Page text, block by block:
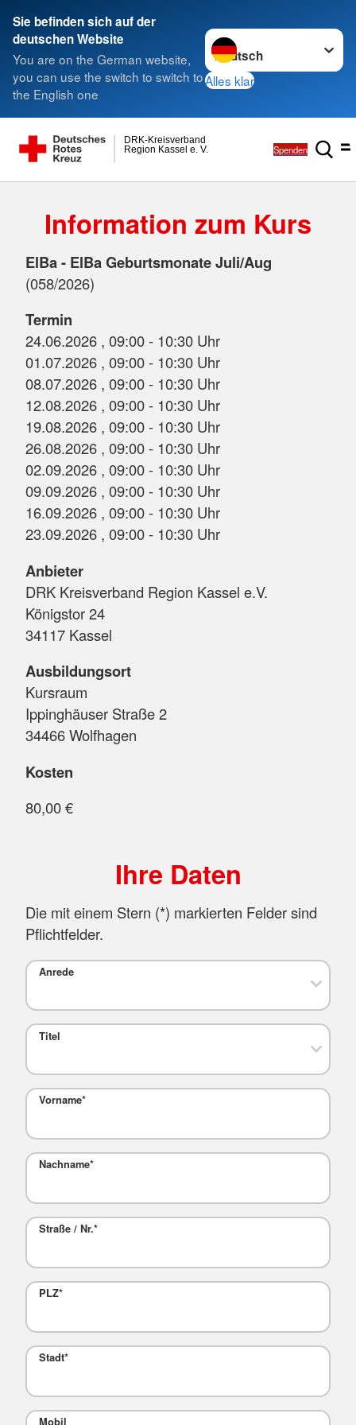
Sie befinden sich auf der
deutschen Website
You are on the German website,
you can use the switch to switch to
the English one
Sprache wechseln zu
Alles klar
Region Kassel e. V.
DRK-Kreisverband
Spenden
Information zum Kurs
ElBa - ElBa Geburtsmonate Juli/Aug
(058/2026)
Termin
24.06.2026 , 09:00 - 10:30 Uhr
01.07.2026 , 09:00 - 10:30 Uhr
08.07.2026 , 09:00 - 10:30 Uhr
12.08.2026 , 09:00 - 10:30 Uhr
19.08.2026 , 09:00 - 10:30 Uhr
26.08.2026 , 09:00 - 10:30 Uhr
02.09.2026 , 09:00 - 10:30 Uhr
09.09.2026 , 09:00 - 10:30 Uhr
16.09.2026 , 09:00 - 10:30 Uhr
23.09.2026 , 09:00 - 10:30 Uhr
Anbieter
DRK Kreisverband Region Kassel e.V.
Königstor 24
34117 Kassel
Ausbildungsort
Kursraum
Ippinghäuser Straße 2
34466 Wolfhagen
Kosten
80,00 €
Ihre Daten
Die mit einem Stern (*) markierten Felder sind
Pflichtfelder.
Anrede
Titel
Vorname*
Nachname*
Straße / Nr.*
PLZ*
Stadt*
Mobil